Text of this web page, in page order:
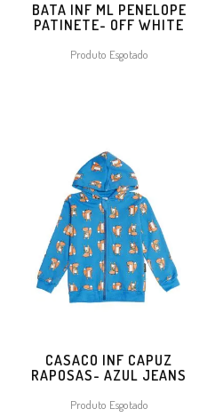
BATA INF ML PENELOPE
PATINETE- OFF WHITE
Produto Esgotado
CASACO INF CAPUZ
RAPOSAS- AZUL JEANS
Produto Esgotado